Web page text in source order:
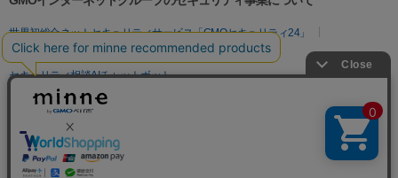
世界初総合ネットセキュリティサービス「GMOセキュリティ24」
パスワード漏洩診断
Webサイトリスク診断
セキュリティ相談AIチャットボット
実在証明・盗聴対策
サイバー攻撃対策（GMO Flatt Security）
セキュリティ事業の軌跡